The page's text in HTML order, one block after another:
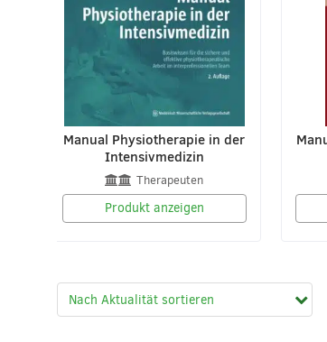
Manual Physiotherapie in der
Intensivmedizin
Therapeuten
Produkt anzeigen